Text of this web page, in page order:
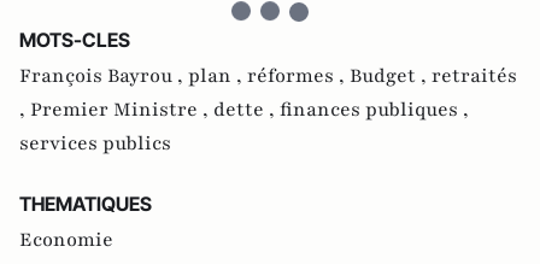
MOTS-CLES
François Bayrou , plan , réformes , Budget , retraités
, Premier Ministre , dette , finances publiques ,
services publics
THEMATIQUES
Economie